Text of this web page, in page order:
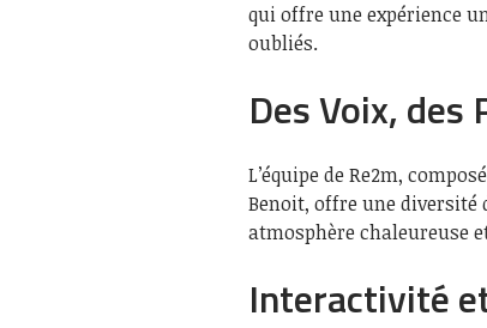
qui offre une expérience
oubliés.
Des Voix,
L’équipe de Re2m,
Benoit, offre une diversité
atmosphère chaleureuse
Interactivité